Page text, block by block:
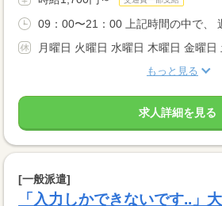
09：00〜21：00 上記時間の中で、
月曜日 火曜日 水曜日 木曜日 金曜日
もっと見る
求人詳細を見る
[一般派遣]
「入力しかできないです..」